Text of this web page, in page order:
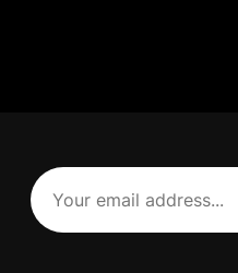
Your
email
address
(Required)